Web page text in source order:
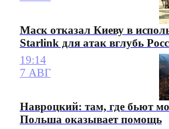
Маск отказал Киеву в
Starlink для атак вглубь
19:14
7 АВГ
Навроцкий: там, где бьют
Польша оказывает помощь